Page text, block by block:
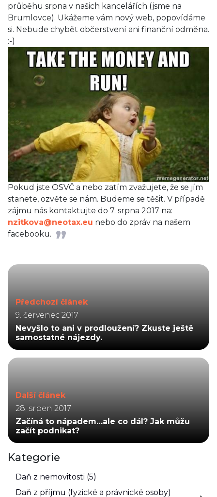
průběhu srpna v našich kancelářích (jsme na
Brumlovce). Ukážeme vám nový web, popovídáme
si. Nebude chybět občerstvení ani finanční odměna.
:-)
Pokud jste OSVČ a nebo zatím zvažujete, že se jím
stanete, ozvěte se nám. Budeme se těšit. V případě
zájmu nás kontaktujte do 7. srpna 2017 na:
nzitkova@neotax.eu nebo do zpráv na našem
facebooku.
Předchozí článek
9. červenec 2017
Nevyšlo to ani v prodloužení? Zkuste ještě
samostatné nájezdy.
Další článek
28. srpen 2017
Začíná to nápadem…ale co dál? Jak můžu
začít podnikat?
Kategorie
Daň z nemovitosti (5)
Daň z příjmu (fyzické a právnické osoby)